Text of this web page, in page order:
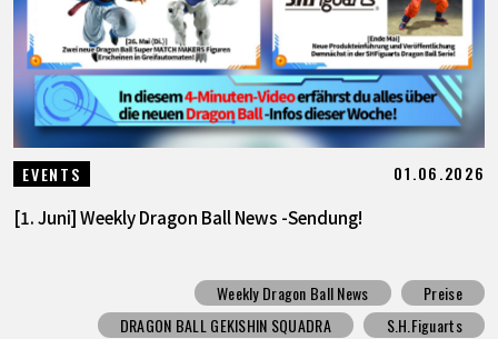
EVENTS 01.06.2026
[1. Juni] Weekly Dragon Ball News -Sendung!
Weekly Dragon Ball News
Preise
DRAGON BALL GEKISHIN SQUADRA
S.H.Figuarts